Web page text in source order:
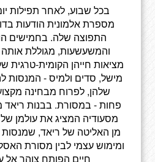
בכל שבוע, לאחר תפילות
מספרת אלמונית הודעות
התפוצה שלה. בחמישים
והמשעשעות, מגוללת
מציאות חייהן הקומית-
מישל, סדים ולמיס - המנסות
שלהן, לפרוח מבחינה
פחות - במסורת. בבנות ריאד
מסעודיה המציג את עולמן
מן האליטה של ריאד, שמנסות
ומימוש עצמי לבין מסורת
חיים הפותח צוהר אל